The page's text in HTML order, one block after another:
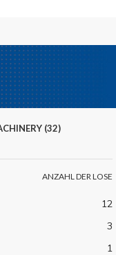
(32)
ANZAHL DER LOSE
12
3
1